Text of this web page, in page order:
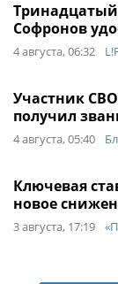
Софронов
4 августа, 06:32
Участник
получил
4 августа, 05:40
Ключевая
новое
3 августа, 17:19